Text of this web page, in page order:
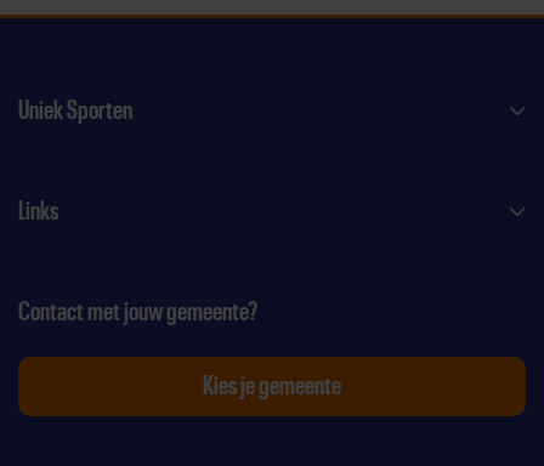
Uniek Sporten
Links
Contact met jouw gemeente?
Kies je gemeente